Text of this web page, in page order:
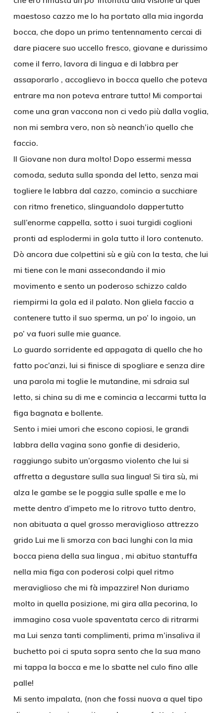
maestoso cazzo me lo ha portato alla mia ingorda
bocca, che dopo un primo tentennamento cercai di
dare piacere suo uccello fresco, giovane e durissimo
come il ferro, lavora di lingua e di labbra per
assaporarlo , accoglievo in bocca quello che poteva
entrare ma non poteva entrare tutto! Mi comportai
come una gran vaccona non ci vedo più dalla voglia,
non mi sembra vero, non sò neanch’io quello che
faccio.
Il Giovane non dura molto! Dopo essermi messa
comoda, seduta sulla sponda del letto, senza mai
togliere le labbra dal cazzo, comincio a succhiare
con ritmo frenetico, slinguandolo dappertutto
sull’enorme cappella, sotto i suoi turgidi coglioni
pronti ad esplodermi in gola tutto il loro contenuto.
Dò ancora due colpettini sù e giù con la testa, che lui
mi tiene con le mani assecondando il mio
movimento e sento un poderoso schizzo caldo
riempirmi la gola ed il palato. Non gliela faccio a
contenere tutto il suo sperma, un po’ lo ingoio, un
po’ va fuori sulle mie guance.
Lo guardo sorridente ed appagata di quello che ho
fatto poc’anzi, lui si finisce di spogliare e senza dire
una parola mi toglie le mutandine, mi sdraia sul
letto, si china su di me e comincia a leccarmi tutta la
figa bagnata e bollente.
Sento i miei umori che escono copiosi, le grandi
labbra della vagina sono gonfie di desiderio,
raggiungo subito un’orgasmo violento che lui si
affretta a degustare sulla sua lingua! Si tira sù, mi
alza le gambe se le poggia sulle spalle e me lo
mette dentro d’impeto me lo ritrovo tutto dentro,
non abituata a quel grosso meraviglioso attrezzo
grido Lui me li smorza con baci lunghi con la mia
bocca piena della sua lingua , mi abituo stantuffa
nella mia figa con poderosi colpi quel ritmo
meraviglioso che mi fà impazzire! Non duriamo
molto in quella posizione, mi gira alla pecorina, Io
immagino cosa vuole spaventata cerco di ritrarmi
ma Lui senza tanti complimenti, prima m’insaliva il
buchetto poi ci sputa sopra sento che la sua mano
mi tappa la bocca e me lo sbatte nel culo fino alle
palle!
Mi sento impalata, (non che fossi nuova a quel tipo